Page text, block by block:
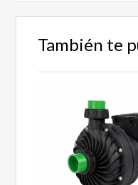
También te